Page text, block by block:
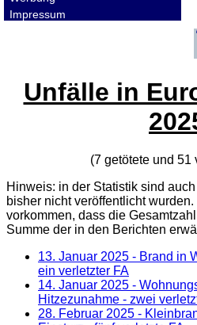
Impressum
Unfälle in
(7 getötete und 51
Hinweis: in der Statistik sind
bisher nicht veröffentlicht
vorkommen, dass die
Summe der in den Berichten
13. Januar 2025 - Brand in
ein verletzter FA
14. Januar 2025 -
Hitzezunahme - zwei
28. Februar 2025 -